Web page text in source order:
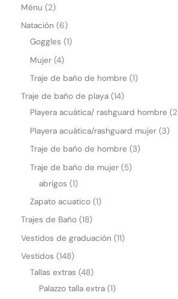
Ménu
2
Natación 6
Goggles 1
Mujer 4
Traje de baño de hombre 1
Traje de baño de playa 14
Playera acuática/ rashguard hombre
2
Playera acuática/rashguard mujer 3
Traje de baño de hombre 3
Traje de baño de mujer 5
abrigos 1
Zapato acuatico 1
Trajes de Baño 18
Vestidos de graduación 11
Vestidos 148
Tallas extras 48
Palazzo talla extra 1